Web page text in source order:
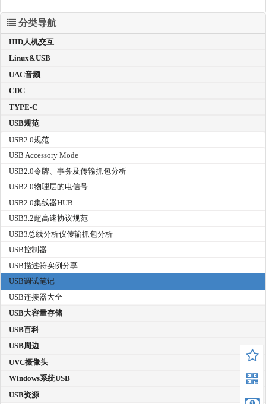
分类导航
HID人机交互
Linux&USB
UAC音频
CDC
TYPE-C
USB规范
USB2.0规范
USB Accessory Mode
USB2.0令牌、事务及传输抓包分析
USB2.0物理层的电信号
USB2.0集线器HUB
USB3.2超高速协议规范
USB3总线分析仪传输抓包分析
USB控制器
USB描述符实例分享
USB调试笔记
USB连接器大全
USB大容量存储
USB百科
USB周边
UVC摄像头
Windows系统USB
USB资源